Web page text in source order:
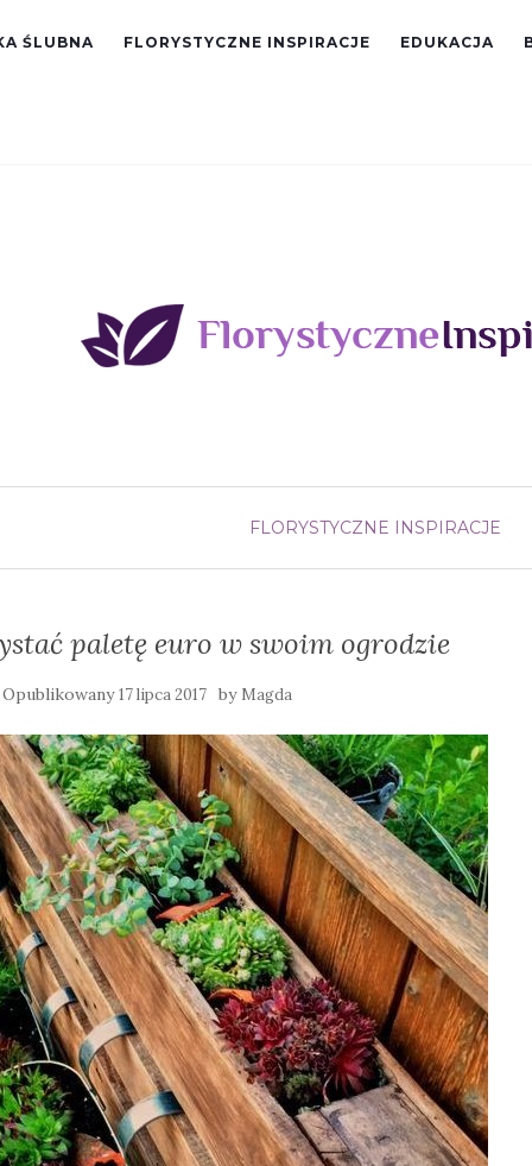
ŚLUBNA FLORYSTYCZNE INSPIRACJE EDUKACJA
FLORYSTYCZNE INSPIRACJE
paletę euro w swoim ogrodzie
Opublikowany17 lipca 2017 by Magda